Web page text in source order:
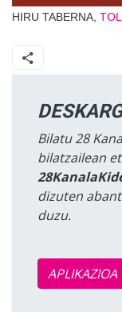
HIRU TABERNA,
Bilatu 28
bilatzailean
dizuten
duzu.
APLIKAZIOA